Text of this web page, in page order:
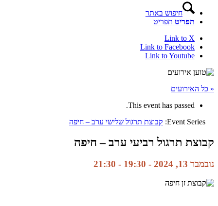
חיפוש באתר
תפריט תפריט
Link to X
Link to Facebook
Link to Youtube
« כל האירועים
This event has passed.
Event Series: קבוצת תרגול שלישי ערב – חיפה
קבוצת תרגול רביעי ערב – חיפה
נובמבר 13, 2024 - 19:30 -
21:30